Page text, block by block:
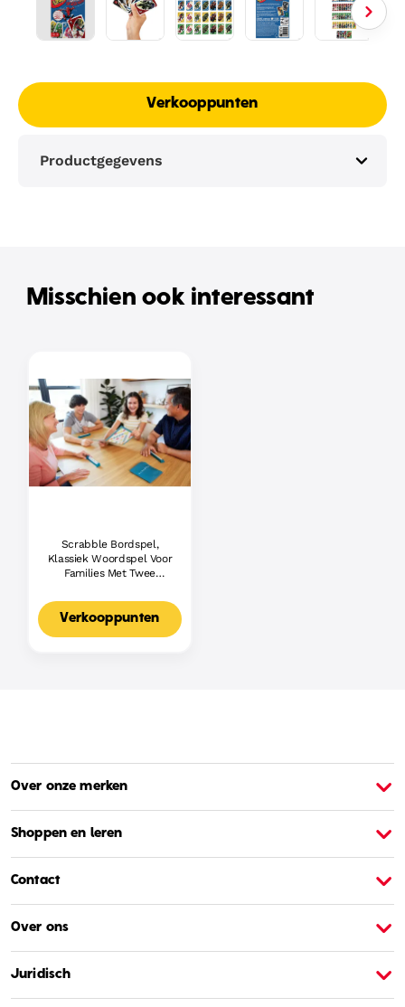
Verkooppunten
Productgegevens
Misschien ook interessant
Scrabble Bordspel,
Klassiek Woordspel Voor
Families Met Twee
Voor 2-4 Spelers,
Nederlandse Editie
Verkooppunten
Over onze merken
Shoppen en leren
Contact
Over ons
Juridisch